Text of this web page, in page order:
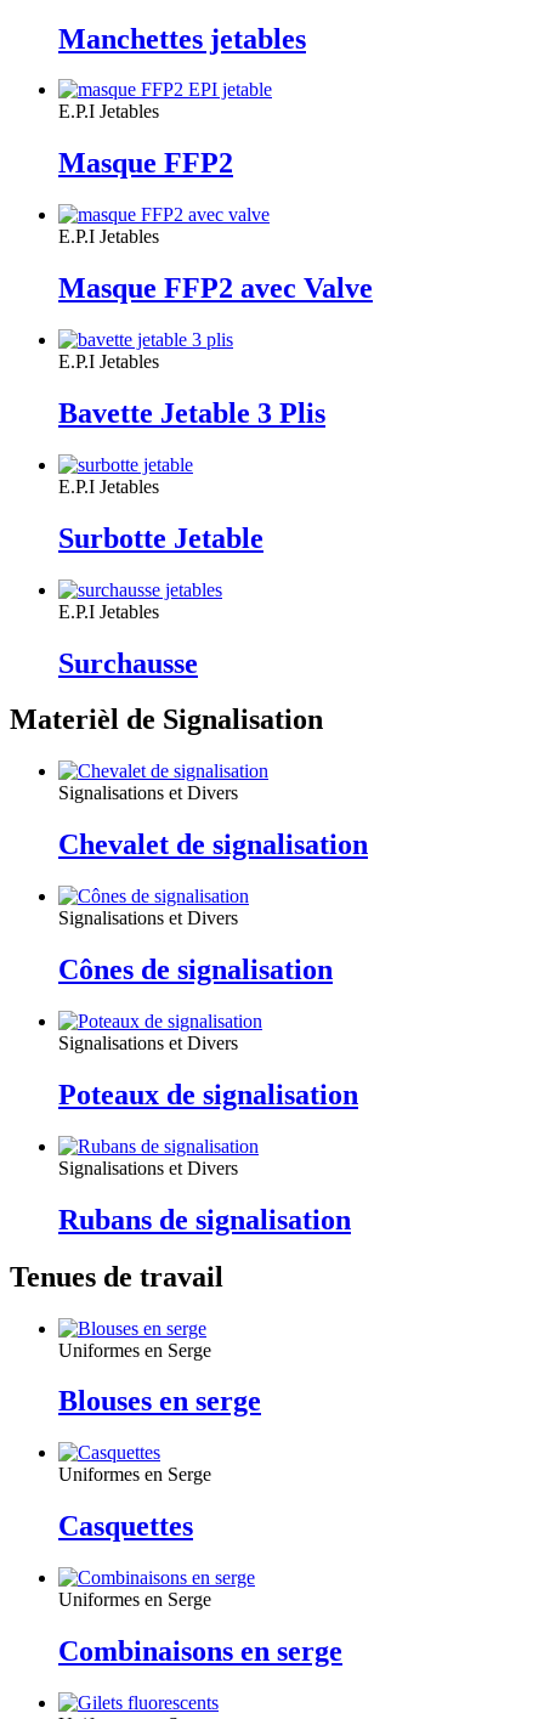
Manchettes jetables
E.P.I Jetables
Masque FFP2
E.P.I Jetables
Masque FFP2 avec Valve
E.P.I Jetables
Bavette Jetable 3 Plis
E.P.I Jetables
Surbotte Jetable
E.P.I Jetables
Surchausse
Materièl de Signalisation
Signalisations et Divers
Chevalet de signalisation
Signalisations et Divers
Cônes de signalisation
Signalisations et Divers
Poteaux de signalisation
Signalisations et Divers
Rubans de signalisation
Tenues de travail
Uniformes en Serge
Blouses en serge
Uniformes en Serge
Casquettes
Uniformes en Serge
Combinaisons en serge